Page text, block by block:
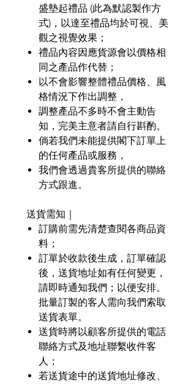
盛墊起禮品 (此為默認製作方
式) ，以達至禮品均於可視、美
觀之視覺效果；
禮品內容因應貨源會以價格相
同之產品作代替；
以不會影響整體禮品價格、風
格情況下作出調整，
調整產品不多時不會主動告
知，完美主意者請自行斟酌。
倘若我們未能提供閣下訂單上
的任何產品或服務，
我們會透過貴客所提供的聯絡
方式跟進。
送貨需知｜
訂購前需先清楚查閱各商品資
料；
訂單於收款後生成，訂單確認
後，送貨地址如有任何變更，
請即時通知我們；以便安排。
批量訂製的客人需向我們索取
送貨表單。
送貨時將以顧客所提供的電話
聯絡方式及地址聯繫收件客
人；
若送貨途中的送貨地址修改、